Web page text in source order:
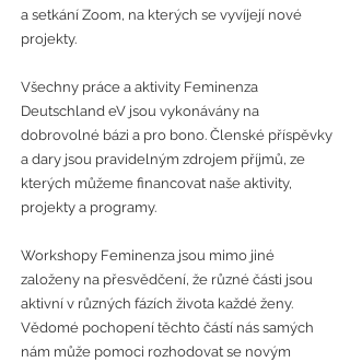
a setkání Zoom, na kterých se vyvíjejí nové
projekty.
Všechny práce a aktivity Feminenza
Deutschland eV jsou vykonávány na
dobrovolné bázi a pro bono. Členské příspěvky
a dary jsou pravidelným zdrojem příjmů, ze
kterých můžeme financovat naše aktivity,
projekty a programy.
Workshopy Feminenza jsou mimo jiné
založeny na přesvědčení, že různé části jsou
aktivní v různých fázích života každé ženy.
Vědomé pochopení těchto částí nás samých
nám může pomoci rozhodovat se novým